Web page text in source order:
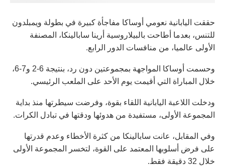
حققت اليابانية نعومي أوساكا مفاجأة كبيرة في بطولة ويمبلدون
للتنس، بعدما أطاحت بالبيلاروسية أرينا سابالينكا، المصنفة
الأولى عالميا، من منافسات الدور الرابع.
وحسمت أوساكا المواجهة بمجموعتين دون رد، بنتيجة 6-2 و7-6،
خلال المباراة التي أقيمت يوم الأحد على الملعب الرئيسي.
ودخلت اللاعبة اليابانية اللقاء بقوة، وفرضت سيطرتها منذ بداية
المجموعة الأولى، مستفيدة من هدوئها ودقتها في تبادل الكرات.
وفي المقابل، عانت سابالينكا من كثرة الأخطاء وعدم قدرتها
على فرض أسلوبها المعتمد على القوة، لتخسر المجموعة الأولى
خلال 32 دقيقة فقط.